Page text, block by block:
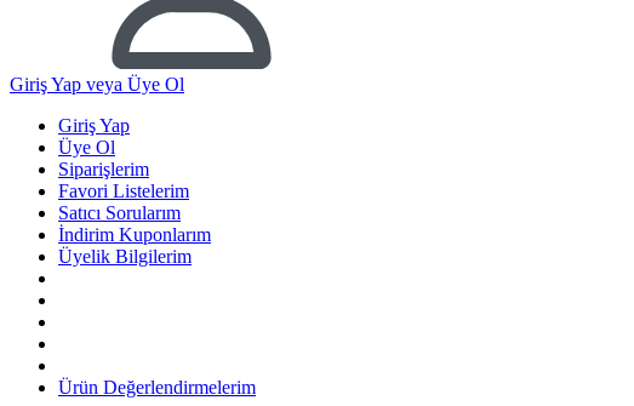
Giriş Yap veya Üye Ol
Giriş Yap
Üye Ol
Siparişlerim
Favori Listelerim
Satıcı Sorularım
İndirim Kuponlarım
Üyelik Bilgilerim
Ürün Değerlendirmelerim